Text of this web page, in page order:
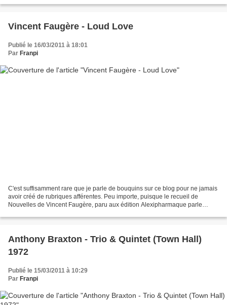
Vincent Faugère - Loud Love
Publié le 16/03/2011 à 18:01
Par Franpi
C'est suffisamment rare que je parle de bouquins sur ce blog pour ne jamais
avoir créé de rubriques afférentes. Peu importe, puisque le recueil de
Nouvelles de Vincent Faugère, paru aux édition Alexipharmaque parle
Anthony Braxton - Trio & Quintet (Town Hall)
1972
Publié le 15/03/2011 à 10:29
Par Franpi